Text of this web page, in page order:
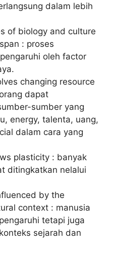
dalam lebih
of biology and culture
: proses
oleh factor
changing resource
dapat
sumber yang
energy, talenta, uang,
dalam cara yang
plasticity : banyak
ditingkatkan nelalui
by the
context : manusia
tetapi juga
sejarah dan